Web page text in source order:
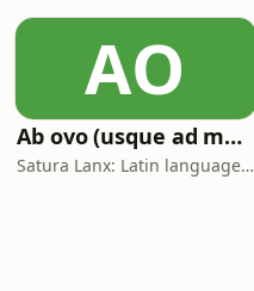
AO
Ab ovo (usque ad mala)
Satura Lanx: Latin language and literature for beginners.